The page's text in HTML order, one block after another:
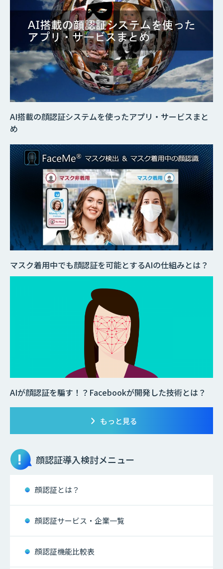
AIが顔認証を騙す！？Facebookが開発した技術とは？
AI搭載の顔認証システムを使ったアプリ・サービスまと
め
マスク着用中でも顔認証を可能とするAIの仕組みとは？
もっと見る
顔認証導入検討メニュー
顔認証とは？
顔認証サービス・企業一覧
顔認証機能比較表